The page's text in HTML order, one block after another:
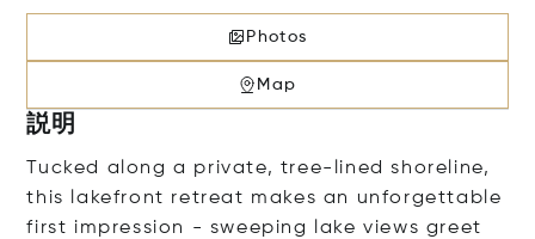
Photos
Map
説明
Tucked along a private, tree-lined shoreline,
this lakefront retreat makes an unforgettable
first impression - sweeping lake views greet